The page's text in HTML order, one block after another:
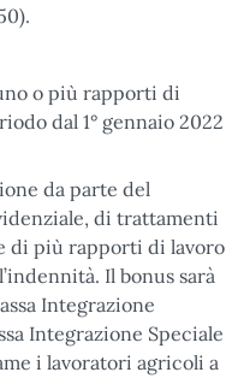
o più rapporti di
dal 1° gennaio 2022
da parte del
di trattamenti
di più rapporti di lavoro
Il bonus sarà
Integrazione
Integrazione Speciale
i lavoratori agricoli a